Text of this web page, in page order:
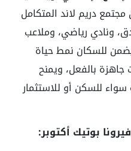
دريم لاند المتكامل
ونادي رياضي، وملاعب
للسكان نمط حياة
بالفعل، ويمنح
للسكن أو للاستثمار
بوتيك أكتوبر: